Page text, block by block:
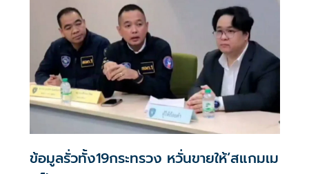
ข้อมูลรั่วทั้ง19กระทรวง หวั่นขายให้‘สแกมเม